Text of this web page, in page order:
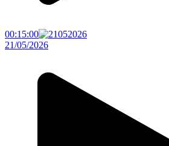
00:15:00
21/05/2026